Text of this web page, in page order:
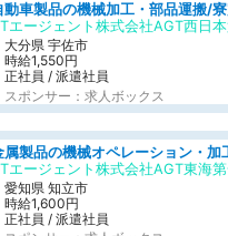
大分県 宇佐市
時給1,550円
正社員 / 派遣社員
スポンサー：求人ボックス
エージェント株式会社AGT東海
愛知県 知立市
時給1,600円
正社員 / 派遣社員